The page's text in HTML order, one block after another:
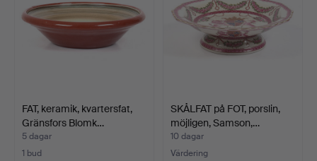
FAT, keramik, kvartersfat,
Gränsfors Blomk…
5 dagar
1 bud
SKÅLFAT på FOT, porslin,
möjligen, Samson,…
10 dagar
Värdering